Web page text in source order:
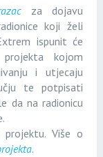
za dojavu
koji želi
ispunit će
kojom
i utjecaju
te potpisati
da na radionicu
projektu. Više o
.